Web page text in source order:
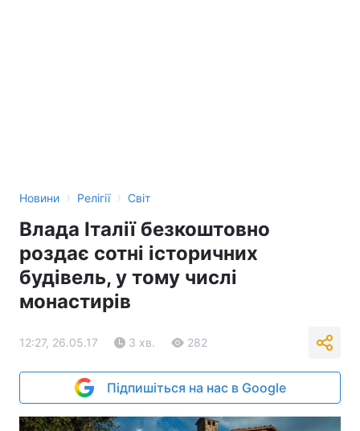
Новини › Релігії › Світ
Влада Італії безкоштовно
роздає сотні історичних
будівель, у тому числі
монастирів
12:27, 26.05.17 3 хв. 282
Підпишіться на нас в Google